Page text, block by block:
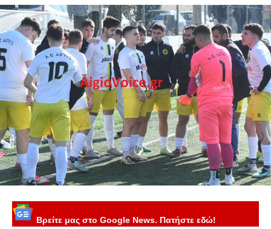
Βρείτε μας στο Google News. Πατήστε εδώ!